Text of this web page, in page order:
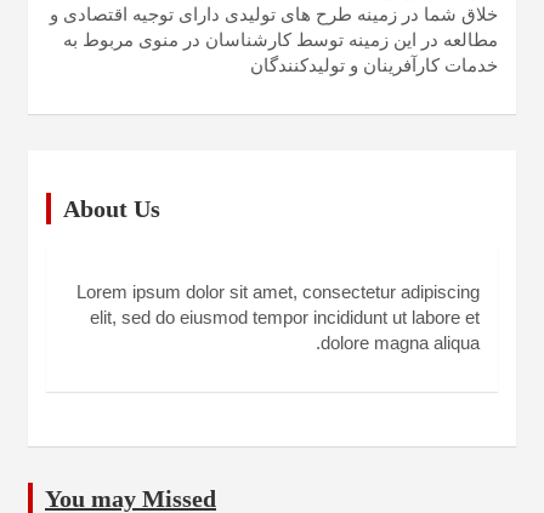
خلاق شما در زمینه طرح های تولیدی دارای توجیه اقتصادی و
مطالعه در این زمینه توسط کارشناسان در منوی مربوط به
خدمات کارآفرینان و تولیدکنندگان
About Us
Lorem ipsum dolor sit amet, consectetur adipiscing
elit, sed do eiusmod tempor incididunt ut labore et
dolore magna aliqua.
You may Missed